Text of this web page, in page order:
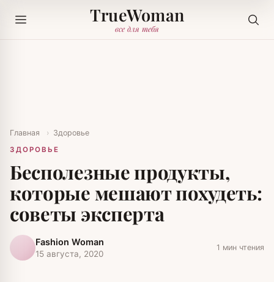
TrueWoman
все для тебя
Главная › Здоровье
ЗДОРОВЬЕ
Бесполезные продукты,
которые мешают похудеть:
советы эксперта
Fashion Woman
15 августа, 2020
1 мин чтения